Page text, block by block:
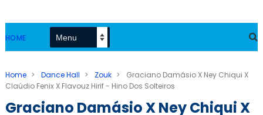
HOME
Home > Dance Hall > Zouk >
Graciano Damásio X Ney Chiqui X
Claúdio Fenix X Flavouz Hirif - Hino Dos Solteiros
Graciano Damásio X Ney Chiqui X